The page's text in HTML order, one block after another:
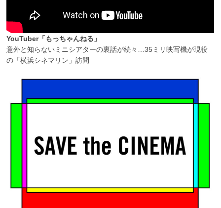
YouTuber「もっちゃんねる」
意外と知らないミニシアターの裏話が続々…35ミリ映写機が現役
の「横浜シネマリン」訪問